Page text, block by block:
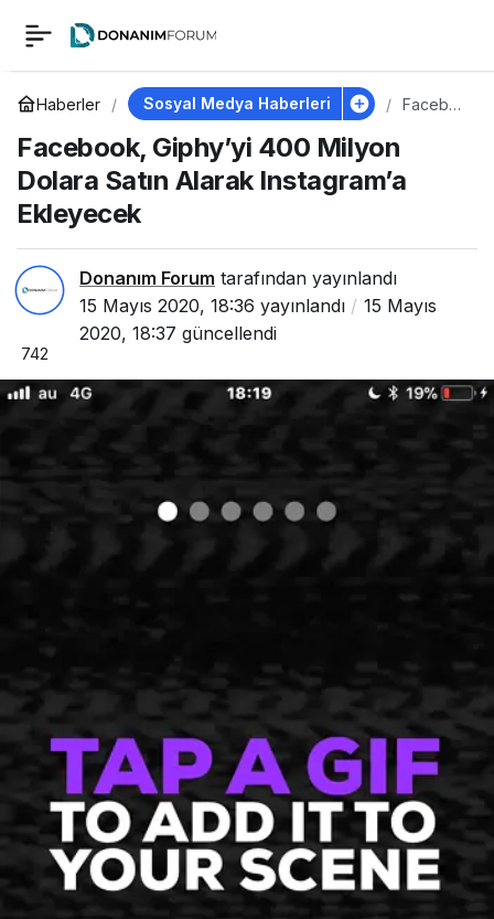
Haberler Sosyal Medya Haberleri
Facebo
Milyon
Instagra
ek
Facebook, Giphy’yi 400 Milyon
Dolara Satın Alarak Instagram’a
Ekleyecek
Donanım Forum tarafından yayınlandı
15 Mayıs 2020, 18:36 yayınlandı
15 Mayıs
2020, 18:37 güncellendi
742
Facebook, Giphy’yi
400 Milyon Dolara
Satın Alarak
Instagram’a
Ekleyecek